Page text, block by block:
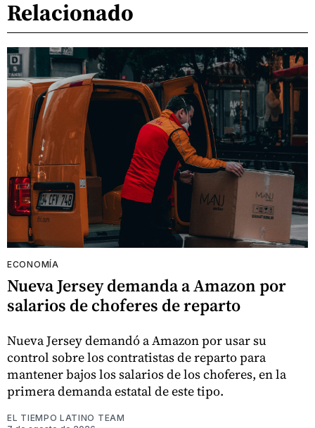
Relacionado
ECONOMÍA
Nueva Jersey demanda a Amazon por
salarios de choferes de reparto
Nueva Jersey demandó a Amazon por usar su
control sobre los contratistas de reparto para
mantener bajos los salarios de los choferes, en la
primera demanda estatal de este tipo.
EL TIEMPO LATINO TEAM